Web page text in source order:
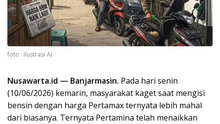
foto : ilustrasi AI
Nusawarta.id — Banjarmasin. Pada hari senin
(10/06/2026) kemarin, masyarakat kaget saat mengisi
bensin dengan harga Pertamax ternyata lebih mahal
dari biasanya. Ternyata Pertamina telah menaikkan